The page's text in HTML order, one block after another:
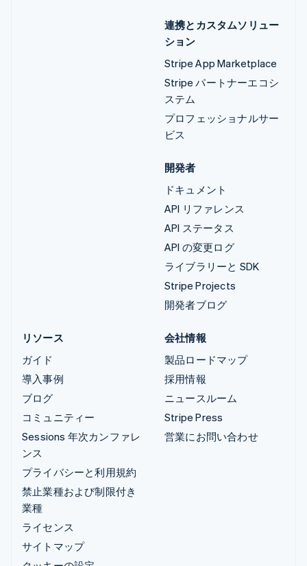
連携とカスタムソリュー
ション
Stripe App Marketplace
Stripe パートナーエコシ
ステム
プロフェッショナルサー
ビス
開発者
ドキュメント
API リファレンス
API ステータス
API の変更ログ
ライブラリーと SDK
Stripe Projects
開発者ブログ
リソース
ガイド
導入事例
ブログ
コミュニティー
Sessions 年次カンファレ
ンス
プライバシーと利用規約
禁止業種および制限付き
業種
ライセンス
サイトマップ
会社情報
製品ロードマップ
採用情報
ニュースルーム
Stripe Press
営業にお問い合わせ